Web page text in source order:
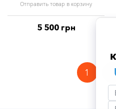
Отправить товар в корзину
5 500 грн
1